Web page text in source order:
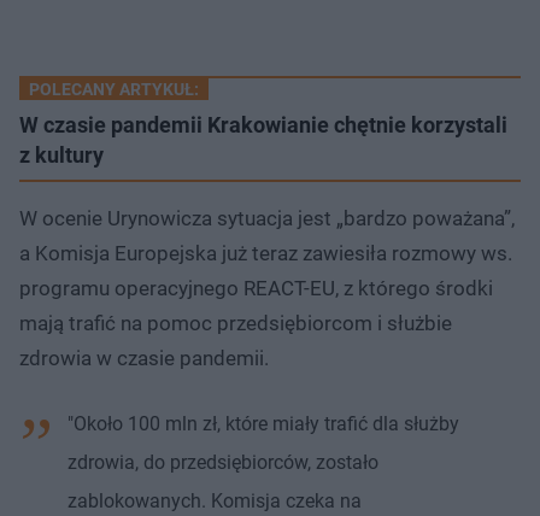
POLECANY ARTYKUŁ:
W czasie pandemii Krakowianie chętnie korzystali
z kultury
W ocenie Urynowicza sytuacja jest „bardzo poważana”,
a Komisja Europejska już teraz zawiesiła rozmowy ws.
programu operacyjnego REACT-EU, z którego środki
mają trafić na pomoc przedsiębiorcom i służbie
zdrowia w czasie pandemii.
"Około 100 mln zł, które miały trafić dla służby
zdrowia, do przedsiębiorców, zostało
zablokowanych. Komisja czeka na